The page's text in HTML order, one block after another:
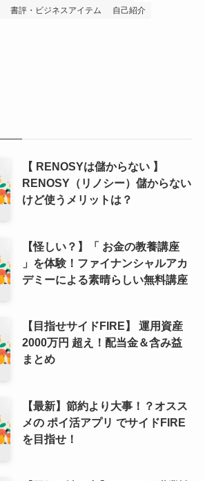
書評・ビジネスアイテム 自己紹介
【 RENOSYは儲からない 】
RENOSY（リノシー）儲からない
けど使うメリットは？
【怪しい？】「 お金の教養講座
」を体験！ファイナンシャルアカ
デミーによる素晴らしい無料講座
【目指せサイドFIRE】 運用資産
2000万円 超え！配当金＆含み益
まとめ
【最新】節約より大事！？オスス
メの ポイ活アプリ でサイドFIRE
を目指せ！